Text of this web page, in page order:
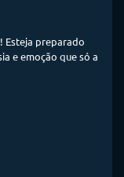
Esteja preparado
e emoção que só a